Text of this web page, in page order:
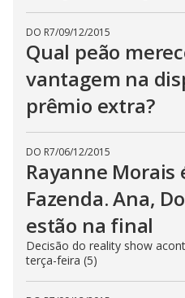
DO R7/09/12/2015
Qual peão
vantagem na
prêmio extra?
DO R7/06/12/2015
Rayanne Morais
Fazenda. Ana,
estão na final
Decisão do reality show
terça-feira (5)